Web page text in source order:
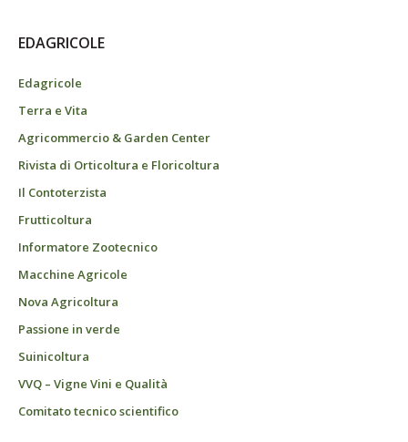
EDAGRICOLE
Edagricole
Terra e Vita
Agricommercio & Garden Center
Rivista di Orticoltura e Floricoltura
Il Contoterzista
Frutticoltura
Informatore Zootecnico
Macchine Agricole
Nova Agricoltura
Passione in verde
Suinicoltura
VVQ – Vigne Vini e Qualità
Comitato tecnico scientifico